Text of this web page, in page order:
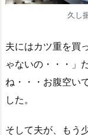
久し
夫にはカツ重を買
ゃないの・・・」
ね・・・お腹空い
した。
そして夫が、もう